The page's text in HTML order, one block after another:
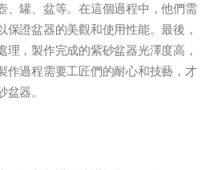
、罐、盆等。在這個過程中，他們需
保證盆器的美觀和使用性能。最後，
理，製作完成的紫砂盆器光澤度高，
作過程需要工匠們的耐心和技藝，才
器。